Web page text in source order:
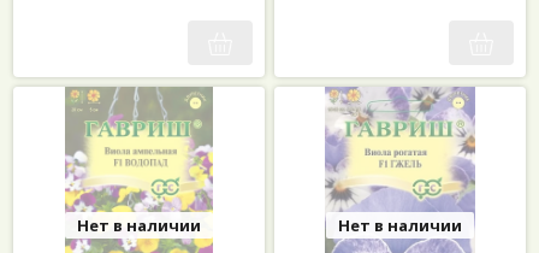
Нет в наличии Нет в наличии